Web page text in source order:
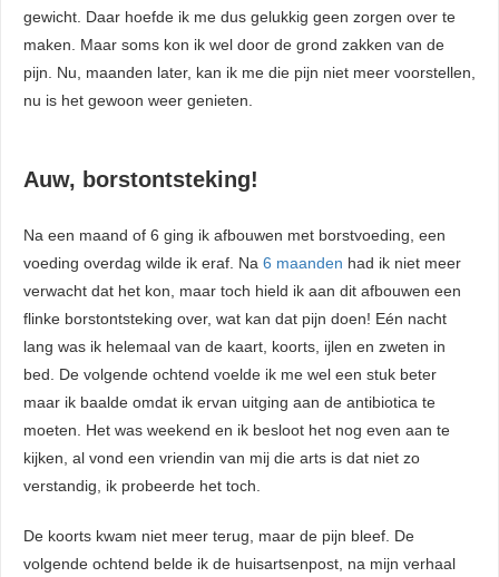
gewicht. Daar hoefde ik me dus gelukkig geen zorgen over te
maken. Maar soms kon ik wel door de grond zakken van de
pijn. Nu, maanden later, kan ik me die pijn niet meer voorstellen,
nu is het gewoon weer genieten.
Auw, borstontsteking!
Na een maand of 6 ging ik afbouwen met borstvoeding, een
voeding overdag wilde ik eraf. Na 6 maanden had ik niet meer
verwacht dat het kon, maar toch hield ik aan dit afbouwen een
flinke borstontsteking over, wat kan dat pijn doen! Eén nacht
lang was ik helemaal van de kaart, koorts, ijlen en zweten in
bed. De volgende ochtend voelde ik me wel een stuk beter
maar ik baalde omdat ik ervan uitging aan de antibiotica te
moeten. Het was weekend en ik besloot het nog even aan te
kijken, al vond een vriendin van mij die arts is dat niet zo
verstandig, ik probeerde het toch.
De koorts kwam niet meer terug, maar de pijn bleef. De
volgende ochtend belde ik de huisartsenpost, na mijn verhaal